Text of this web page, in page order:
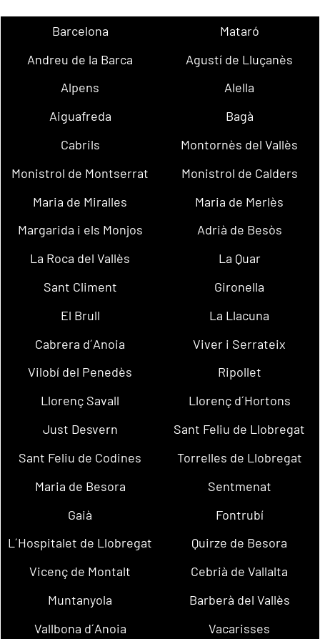
Barcelona
Mataró
Andreu de la Barca
Agustí de Lluçanès
Alpens
Alella
Aiguafreda
Bagà
Cabrils
Montornès del Vallès
Monistrol de Montserrat
Monistrol de Calders
Maria de Miralles
Maria de Merlès
Margarida i els Monjos
Adrià de Besòs
La Roca del Vallès
La Quar
Sant Climent
Gironella
El Brull
La Llacuna
Cabrera d´Anoia
Viver i Serrateix
Vilobí del Penedès
Ripollet
Llorenç Savall
Llorenç d´Hortons
Just Desvern
Sant Feliu de Llobregat
Sant Feliu de Codines
Torrelles de Llobregat
Maria de Besora
Sentmenat
Gaià
Fontrubí
L´Hospitalet de Llobregat
Quirze de Besora
Vicenç de Montalt
Cebrià de Vallalta
Muntanyola
Barberà del Vallès
Vallbona d´Anoia
Vacarisses